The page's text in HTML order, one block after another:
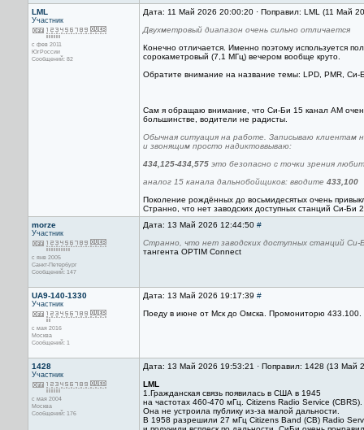
LML
Участник
с фев 2011
ЮгРоссии
Сообщений: 82
Дата: 11 Май 2026 20:00:20 · Поправил: LML (11 Май
Двухметровый диапазон очень сильно отличается
Конечно отличается. Именно поэтому используется
сорокаметровый (7,1 МГц) вечером вообще круто.
Обратите внимание на название темы: LPD, PMR, Си-
Сам я обращаю внимание, что Си-Би 15 канал АМ
большинстве, водители не радисты.
Обычная ситуация на работе. Записываю клиентам
и звонящим просто надиктоввываю:
434,125-434,575 это безопасно с точки зрения
аналог 15 канала дальнобойщиков: вводите 433,100
Поколение рождённых до восьмидесятых очень
Странно, что нет заводских доступных станций Си-Би
morze
Участник
с янв 2005
Санкт-Петербург
Сообщений: 147
Дата: 13 Май 2026 12:44:50 #
Странно, что нет заводских доступных станций
тангента OPTIM Connect
UA9-140-1330
Участник
с мая 2016
Москва
Сообщений: 1
Дата: 13 Май 2026 19:17:39 #
Поеду в июне от Мск до Омска. Промониторю
1428
Участник
с мая 2004
Москва
Сообщений: 176
Дата: 13 Май 2026 19:53:21 · Поправил: 1428 (13 Май
LML
1.Гражданская связь появилась в США в 1945
на частотах 460-470 мГц. Citizens Radio Service (CBRS).
Она не устроила публику из-за малой дальности.
В 1958 разрешили 27 мГц Citizens Band (CB) Radio